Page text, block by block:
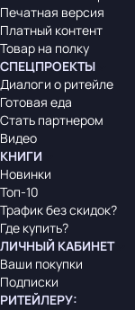
Печатная версия
Платный контент
Товар на полку
СПЕЦПРОЕКТЫ
Диалоги о ритейле
Готовая еда
Стать партнером
Видео
КНИГИ
Новинки
Топ-10
Трафик без скидок?
Где купить?
ЛИЧНЫЙ КАБИНЕТ
Ваши покупки
Подписки
РИТЕЙЛЕРУ: